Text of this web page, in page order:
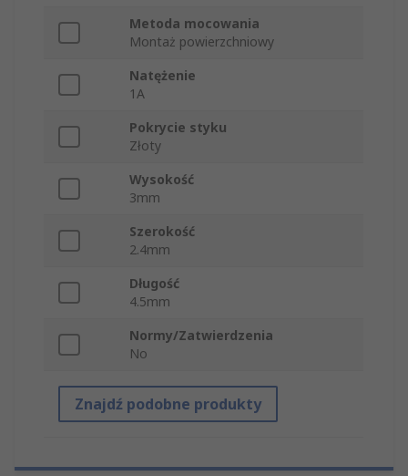
Metoda mocowania
Montaż powierzchniowy
Natężenie
1A
Pokrycie styku
Złoty
Wysokość
3mm
Szerokość
2.4mm
Długość
4.5mm
Normy/Zatwierdzenia
No
Znajdź podobne produkty